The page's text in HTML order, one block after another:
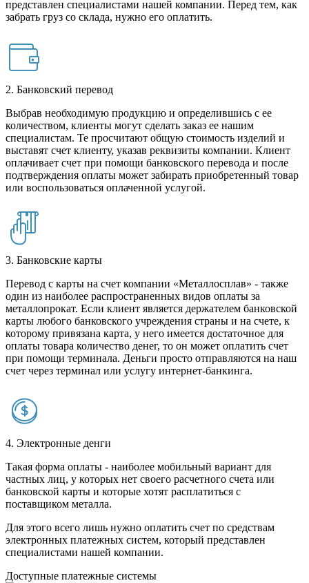
представлен специалистами нашей компании. Перед тем, как
забрать груз со склада, нужно его оплатить.
2. Банковский перевод
Выбрав необходимую продукцию и определившись с ее
количеством, клиенты могут сделать заказ ее нашим
специалистам. Те просчитают общую стоимость изделий и
выставят счет клиенту, указав реквизиты компании. Клиент
оплачивает счет при помощи банковского перевода и после
подтверждения оплаты может забирать приобретенный товар
или воспользоваться оплаченной услугой.
3. Банковские карты
Перевод с карты на счет компании «Металлосплав» - также
один из наиболее распространенных видов оплаты за
металлопрокат. Если клиент является держателем банковской
карты любого банковского учреждения страны и на счете, к
которому привязана карта, у него имеется достаточное для
оплаты товара количество денег, то он может оплатить счет
при помощи терминала. Деньги просто отправляются на наш
счет через терминал или услугу интернет-банкинга.
4. Электронные денги
Такая форма оплаты - наиболее мобильный вариант для
частных лиц, у которых нет своего расчетного счета или
банковской карты и которые хотят расплатиться с
поставщиком металла.
Для этого всего лишь нужно оплатить счет по средствам
электронных платежных систем, который представлен
специалистами нашей компании.
Доступные платежные системы